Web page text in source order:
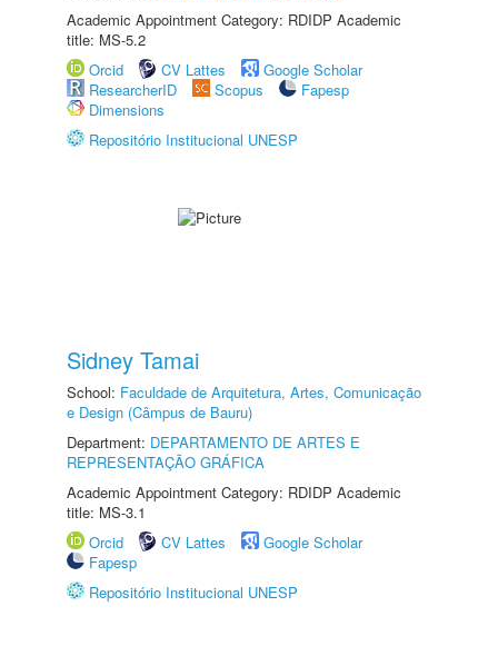
Academic Appointment Category: RDIDP Academic
title: MS-5.2
Orcid
CV Lattes
Google Scholar
ResearcherID
Scopus
Fapesp
Dimensions
Repositório Institucional UNESP
Sidney Tamai
School: Faculdade de Arquitetura, Artes, Comunicação
e Design (Câmpus de Bauru)
Department: DEPARTAMENTO DE ARTES E
REPRESENTAÇÃO GRÁFICA
Academic Appointment Category: RDIDP Academic
title: MS-3.1
Orcid
CV Lattes
Google Scholar
Fapesp
Repositório Institucional UNESP